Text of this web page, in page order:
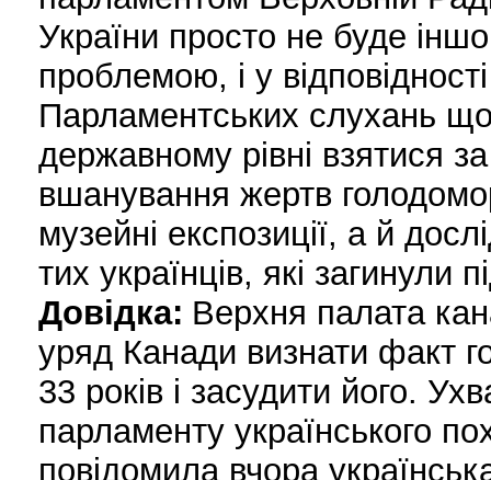
України просто не буде
проблемою, і у
Парламентських слухань
державному рівні взятися
вшанування жертв
музейні експозиції, а й
тих українців, які загинули
Довідка: Верхня палата
уряд Канади визнати факт
33 років i засудити його.
парламенту українського
повідомила вчора